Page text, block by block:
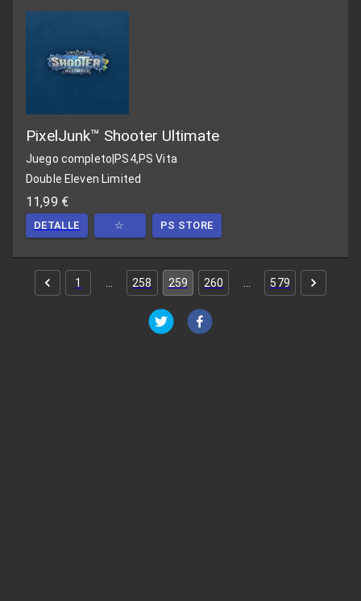
PixelJunk™ Shooter Ultimate
Juego completo PS4,PS Vita
Double Eleven Limited
11,99 €
DETALLE ☆ PS STORE
1 258 259 260 579